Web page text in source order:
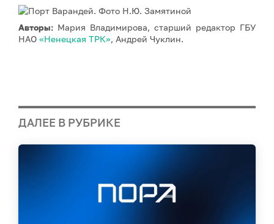
Авторы: Мария Владимирова, старший редактор ГБУ
НАО «Ненецкая ТРК», Андрей Чуклин.
ДАЛЕЕ В РУБРИКЕ